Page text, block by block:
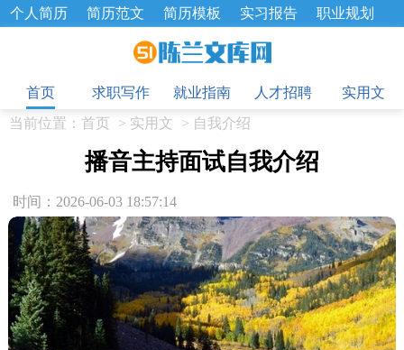
个人简历 简历范文 简历模板 实习报告
职业规划
招聘选拔 绩效考核 企业文化
工作总结
辞职报告
首页
求职写作 就业指南 人才招聘
实用文
当前位置： 首页 > 实用文 > 自我介绍
播音主持面试自我介绍
时间：2026-06-03 18:57:14